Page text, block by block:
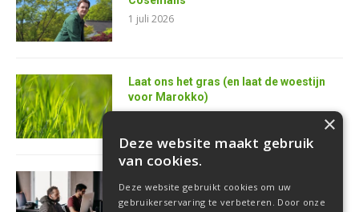
1 juli 2026
Laat ons het gras (en laat de woestijn
voor Marokko)
25 juni 2026
softwareontwikkelaar
×
Deze website maakt gebruik
van cookies.
Deze website gebruikt cookies om uw
gebruikerservaring te verbeteren. Door onze